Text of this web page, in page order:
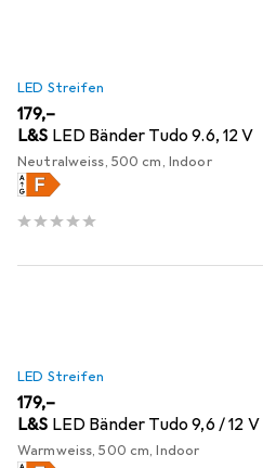
LED Streifen
EUR
179,–
L&S LED Bänder Tudo 9.6, 12 V
Neutralweiss, 500 cm, Indoor
LED Streifen
EUR
179,–
L&S LED Bänder Tudo 9,6 / 12 V
Warmweiss, 500 cm, Indoor